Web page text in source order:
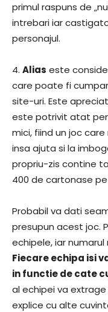
primul raspuns de
intrebari iar
personajul.
4. Alias este
care poate fi
site-uri. Este
este potrivit atat
mici, fiind un joc
insa ajuta si la
propriu-zis contine
400 de cartonase
Probabil va dati
presupun acest joc.
echipele, iar
Fiecare echipa isi
in functie de cate
al echipei va
explice cu alte